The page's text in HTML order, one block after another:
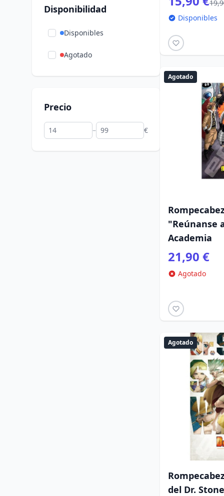
Pinocho
Pokémon
Disponibilidad
Disponibles
Agotado
Precio
– €
Disponibles
Agotado
"Reúnanse
Academia
21,90 €
Agotado
Agotado
del Dr. Stone